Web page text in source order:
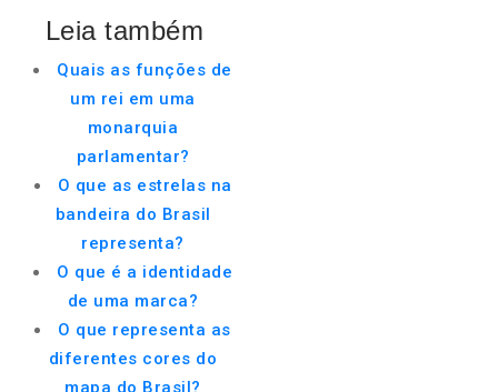
Leia também
Quais as funções de
um rei em uma
monarquia
parlamentar?
O que as estrelas na
bandeira do Brasil
representa?
O que é a identidade
de uma marca?
O que representa as
diferentes cores do
mapa do Brasil?